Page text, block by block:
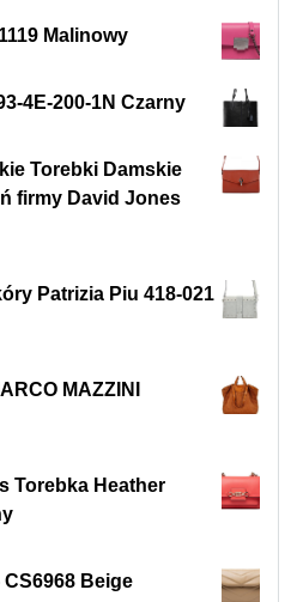
Malinowy
4E-200-1N Czarny
Torebki Damskie
firmy David Jones
Patrizia Piu 418-021
MAZZINI
Torebka Heather
CS6968 Beige